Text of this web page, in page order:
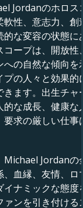
Jordanのホロス
性、意志力、創
な変容の状態に
ープは、開放性
の自然な傾向を
の人々と効果的
ます。出生チャ
な成長、健康な
求の厳しい仕事
Jordanの
血縁、友情、ロ
ナミックな態度
ンを引き付ける